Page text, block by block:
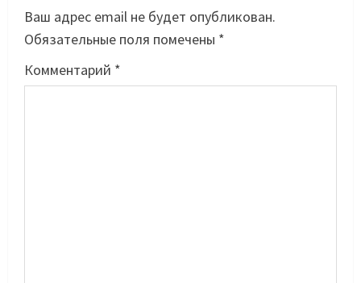
Ваш адрес email не будет опубликован.
Обязательные поля помечены *
Комментарий *